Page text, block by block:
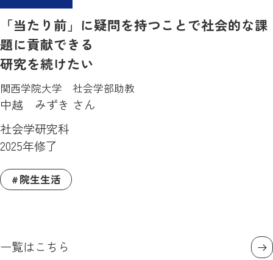
「当たり前」に疑問を持つことで社会的な課
題に貢献できる
研究を続けたい
関西学院大学 社会学部助教
中越 みずき さん
社会学研究科
2025年修了
院生生活
一覧はこちら